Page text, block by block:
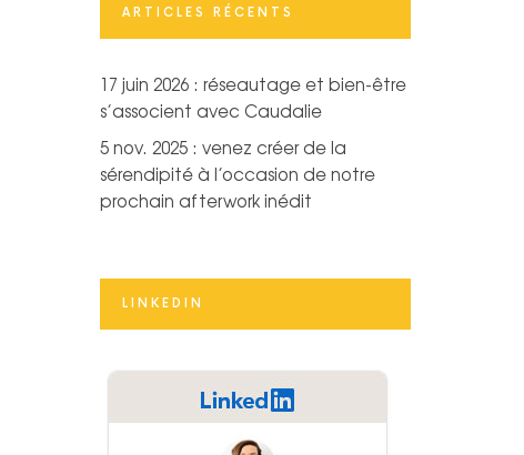
ARTICLES RÉCENTS
17 juin 2026 : réseautage et bien-être
s’associent avec Caudalie
5 nov. 2025 : venez créer de la
sérendipité à l’occasion de notre
prochain afterwork inédit
LINKEDIN